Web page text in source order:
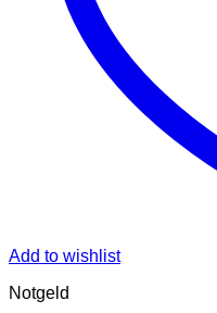
Add to wishlist
Notgeld